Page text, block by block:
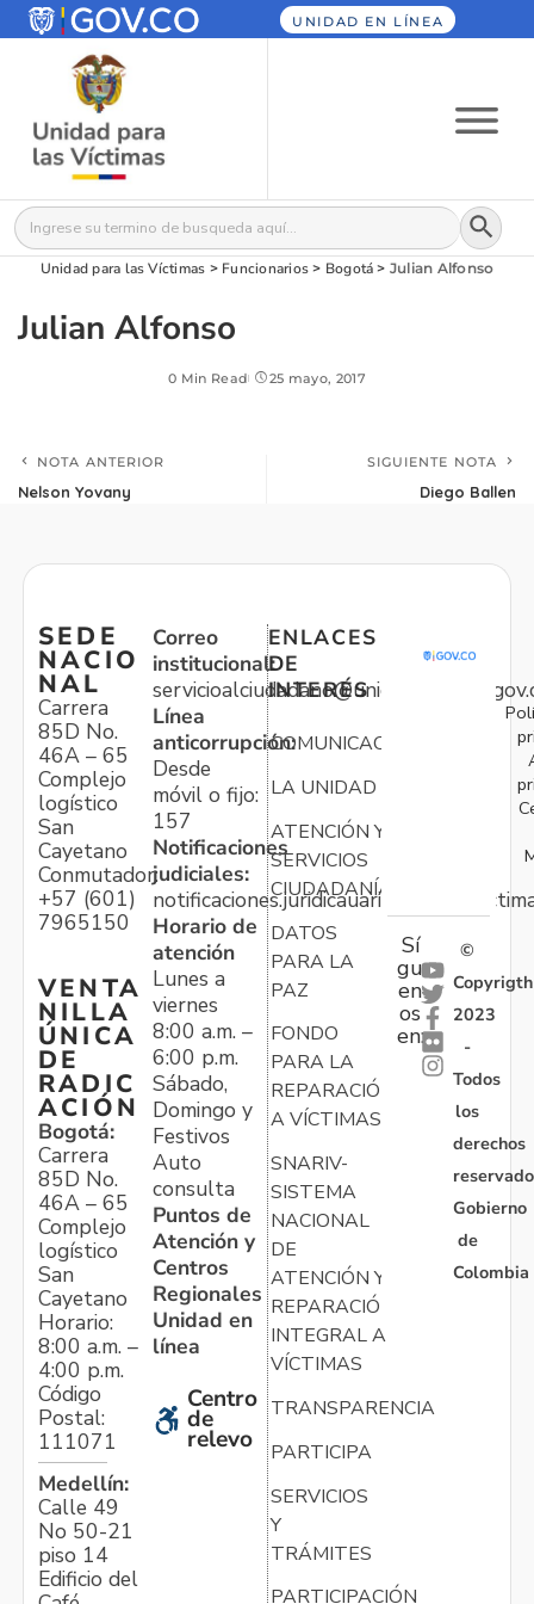
UNIDAD EN LÍNEA
Buscar: Botón
Unidad para las Víctimas > Funcionarios > Bogotá > Julian Alfonso
Julian Alfonso
0 Min Read 25 mayo, 2017
NOTA ANTERIOR
Nelson Yovany
SIGUIENTE NOTA
Diego Ballen
SEDE
NACIO
NAL
Carrera
85D No.
46A – 65
Complejo
logístico
San
Cayetano
Conmutador:
+57 (601)
7965150
VENTA
NILLA
ÚNICA
DE
RADIC
ACIÓN
Bogotá:
Carrera
85D No.
46A – 65
Complejo
logístico
San
Cayetano
Horario:
8:00 a.m. –
4:00 p.m.
Código
Postal:
111071
Medellín:
Calle 49
No 50-21
piso 14
Edificio del
Correo
institucional:
Línea
anticorrupción:
Desde
móvil o fijo:
157
Notificaciones
judiciales:
Horario de
atención
Lunes a
viernes
8:00 a.m. –
6:00 p.m.
Sábado,
Domingo y
Festivos
Auto
consulta
Puntos de
Atención y
Centros
Regionales
Unidad en
línea
Centro
de
relevo
ENLACES
DE
INTERÉS
COMUNICACIONES
LA UNIDAD
ATENCIÓN Y
SERVICIOS
CIUDADANÍA
DATOS
PARA LA
PAZ
FONDO
PARA LA
REPARACIÓN
A VÍCTIMAS
SNARIV-
SISTEMA
NACIONAL
DE
ATENCIÓN Y
REPARACIÓN
INTEGRAL A
VÍCTIMAS
TRANSPARENCIA
PARTICIPA
SERVICIOS
Y
TRÁMITES
PARTICIPACIÓN
Sí
gu
en
os
en:
©
Copyrigth
2023
-
Todos
los
derechos
Gobierno
de
Colombia